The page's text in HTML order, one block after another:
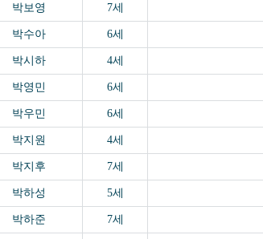
박보영 7세
박수아 6세
박시하 4세
박영민 6세
박우민 6세
박지원 4세
박지후 7세
박하성 5세
박하준 7세